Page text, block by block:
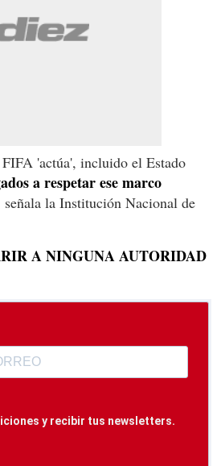
'actúa', incluido el Estado
a respetar ese marco
señala la Institución Nacional de
A NINGUNA AUTORIDAD
y recibir tus newsletters.